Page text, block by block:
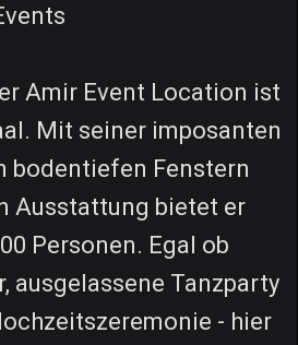
Amir Event Location ist
Mit seiner imposanten
bodentiefen Fenstern
Ausstattung bietet er
Personen. Egal ob
ausgelassene Tanzparty
- hier